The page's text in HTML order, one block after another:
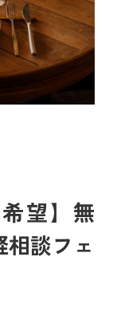
望】無
談フェ